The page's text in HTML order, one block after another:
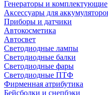
Генераторы и комплектующие
Аксессуары для
Приборы и датчики
Автокосметика
Автосвет
Светодиодные лампы
Светодиодные балки
Светодиодные фары
Светодиодные ПТФ
Фирменная атрибутика
Бейсболки и снепбэки